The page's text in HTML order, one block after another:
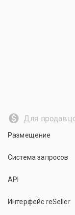
Для
Размещение
Система запросов
API
Интерфейс reSeller